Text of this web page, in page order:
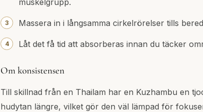
muskelgrupp.
Massera in i långsamma cirkelrörelser tills
Låt det få tid att absorberas innan du täcker
Om konsistensen
Till skillnad från en Thailam har en Kuzhambu en
hudytan längre, vilket gör den väl lämpad för